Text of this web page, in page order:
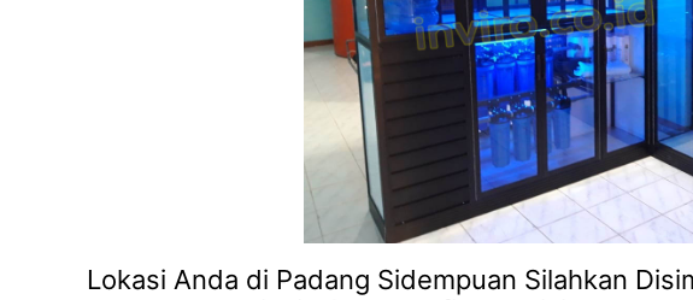
Lokasi Anda di Padang Sidempuan Silahkan